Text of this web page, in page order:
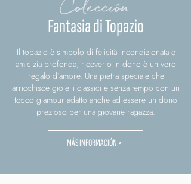
Colección
Fantasia di Topazio
Il topazio è simbolo di felicità incondizionata e
amicizia profonda, riceverlo in dono è un vero
regalo d'amore. Una pietra speciale che
arricchisce gioielli classici e senza tempo con un
tocco glamour adatto anche ad essere un dono
prezioso per una giovane ragazza.
MÁS INFORMACIÓN >